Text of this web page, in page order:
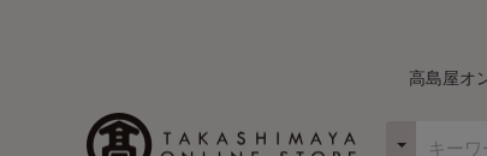
高島屋オ